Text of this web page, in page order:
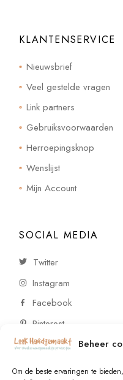
Beheer
Om de beste ervaringen te
KLANTENSERVICE
Nieuwsbrief
Veel gestelde vragen
Link partners
Gebruiksvoorwaarden
Herroepingsknop
Wenslijst
Mijn Account
SOCIAL MEDIA
Twitter
Instagram
Facebook
Pinterest
CONTACT